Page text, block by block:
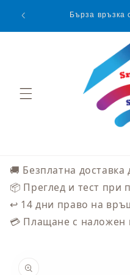
Бърза връзка
🚚 Безплатна доставка
📦 Преглед и тест при
↩️ 14 дни право на
💳 Плащане с наложен